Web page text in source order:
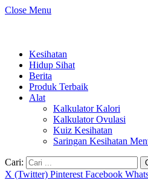
Close Menu
Kesihatan
Hidup Sihat
Berita
Produk Terbaik
Alat
Kalkulator Kalori
Kalkulator Ovulasi
Kuiz Kesihatan
Saringan Kesihatan
Cari:
X (Twitter) Pinterest Facebook